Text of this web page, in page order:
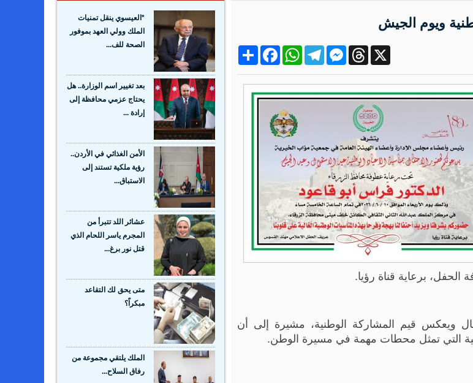
ويوم الجيش
ShareFacebookWhatsAppTelegramMessengerThreads X
برعاية قناة رؤيا.
ويعكس قيم المشاركة الوطنية، مشيرة إلى أن
التي تمثل محطات مهمة في مسيرة الوطن.
*العيسوي ينقل تمنيات
الملك وولي العهد بموفور
الصحة للف...
بعد تغيير اسم الوزارة.. هل
يحتاج عزمي محافظة إلى
إرادة ...
الأمن الغذائي في الأردن..
رؤية ملكية تستند إلى
الاستباق...
عشائر اللد تتبرأ من
المجرم ياسر اللحام الذي
قتل نور برغ...
متى يحق لك التقاعد
مبكراً؟
الملك يلتقي مجموعة من
رفاق السلاح...